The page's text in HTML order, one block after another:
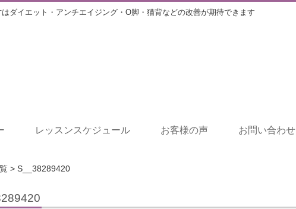
ダイエット・アンチエイジング・O脚・猫背などの改善が期待できます
レッスンスケジュール お客様の声 お問い合わせ
> S__38289420